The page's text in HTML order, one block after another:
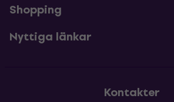
Shopping
Nyttiga länkar
Kontakter